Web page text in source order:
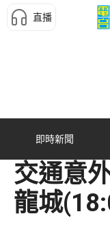
直播
即時新聞
交通意
龍城